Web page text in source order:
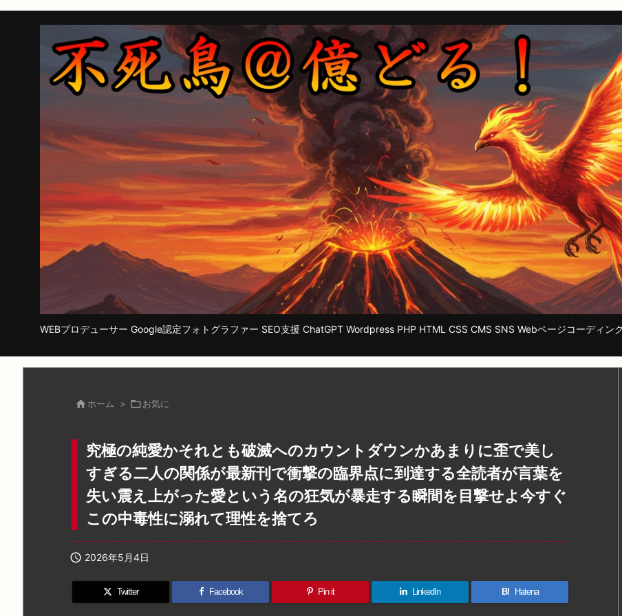
WEBプロデューサー Google認定フォトグラファー SEO支援 ChatGPT Wordpress PHP HTML CSS CMS SNS Webページコーディン
 ホーム > お気に
究極の純愛かそれとも破滅へのカウントダウンかあまりに歪で美し
すぎる二人の関係が最新刊で衝撃の臨界点に到達する全読者が言葉を
失い震え上がった愛という名の狂気が暴走する瞬間を目撃せよ今すぐ
この中毒性に溺れて理性を捨てろ
 2026年5月4日
Twitter Facebook Pin it LinkedIn B! Hatena